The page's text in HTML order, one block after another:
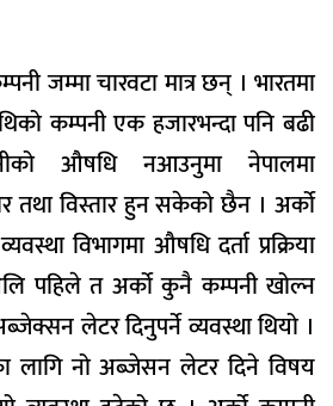
जम्मा चारवटा मात्र छन् । भारतमा
कम्पनी एक हजारभन्दा पनि बढी
औषधि नआउनुमा नेपालमा
तथा विस्तार हुन सकेको छैन । अर्को
विभागमा औषधि दर्ता प्रक्रिया
पहिले त अर्को कुनै कम्पनी खोल्न
लेटर दिनुपर्ने व्यवस्था थियो ।
लागि नो अब्जेसन लेटर दिने विषय